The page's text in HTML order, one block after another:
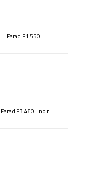
Farad F1 550L
Farad F3 480L noir